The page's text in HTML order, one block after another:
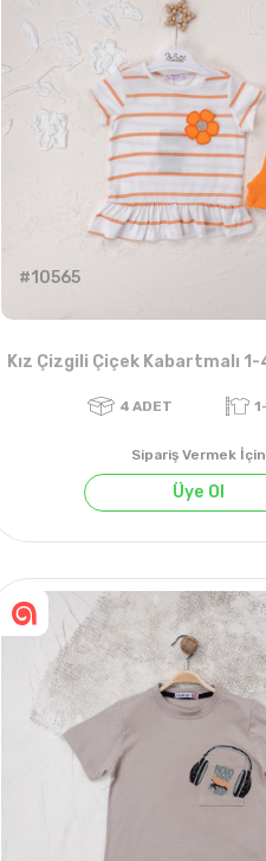
#10565
4
Sipariş Vermek İçin
Üye Ol